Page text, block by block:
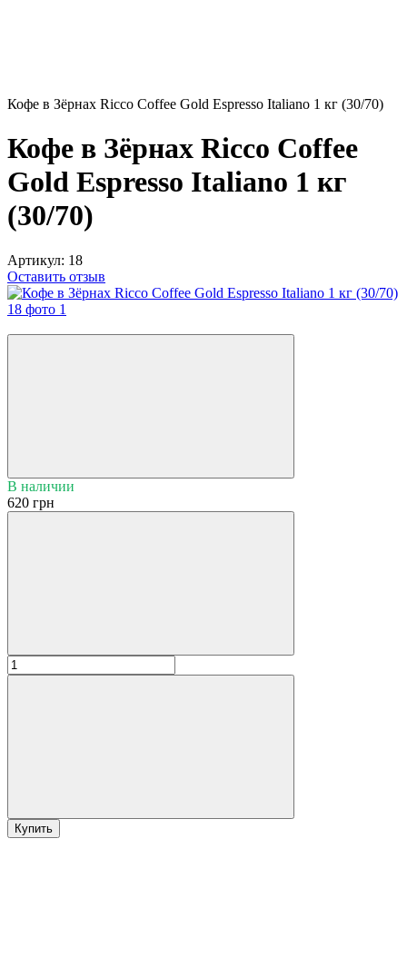
Кофе в Зёрнах Ricco Coffee Gold Espresso Italiano 1 кг (30/70)
Кофе в Зёрнах Ricco Coffee
Gold Espresso Italiano 1 кг
(30/70)
Артикул: 18
Оставить отзыв
В наличии
620 грн
Купить